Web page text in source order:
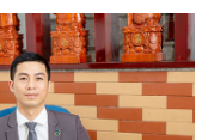
sư sẽ giúp khách hàng
định đối tượng khiếu nại,
dụng, soạn thảo đơn khiếu
biện pháp tối ưu nhất
để thực hiện các công